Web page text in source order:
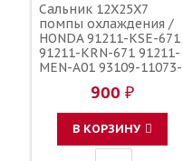
Сальник 12X25X7
помпы охлаждения /
HONDA 91211-KSE-671
91211-KRN-671 91211-
MEN-A01 93109-11073-
900 ₽
В КОРЗИНУ